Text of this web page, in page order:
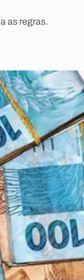
as regras.